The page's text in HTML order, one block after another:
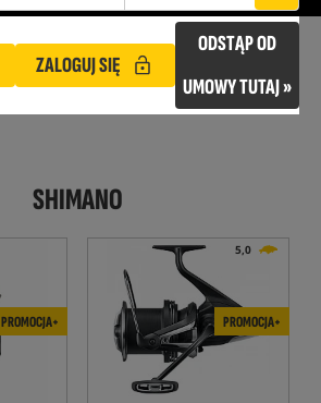
ZALOGUJ SIĘ
ODSTĄP OD
UMOWY TUTAJ »
SHIMANO
PROMOCJA+
5,0
PROMOCJA+